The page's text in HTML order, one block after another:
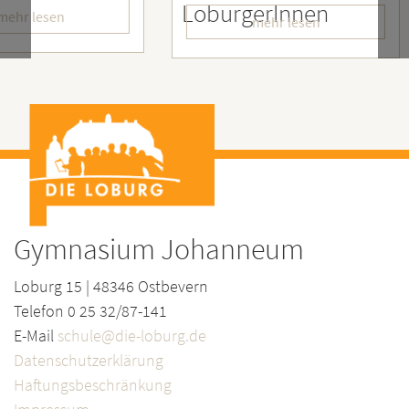
LoburgerInnen
mehr lesen
–
Gymnasium Johanneum
Loburg 15 | 48346 Ostbevern
Telefon 0 25 32/87-141
E-Mail schule@die-loburg.de
Datenschutzerklärung
Haftungsbeschränkung